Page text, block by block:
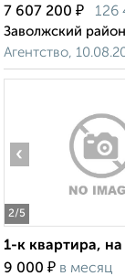
7 607 200 ₽ 126
Заволжский
Агентство,
2/5
‹
1-к квартира,
9 000 ₽ в месяц